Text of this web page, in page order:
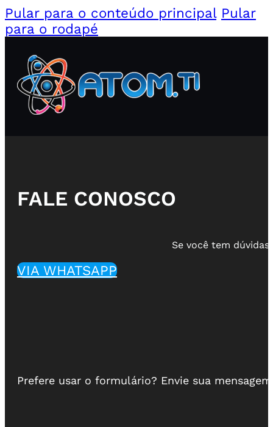
Pular para o conteúdo principal Pular
para o rodapé
FALE CONOSCO
Se você tem
VIA WHATSAPP
Prefere usar o formulário? Envie sua